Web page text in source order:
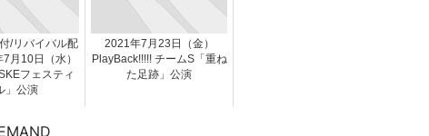
/リバイバル配
月10日（水）
フェスティ
」公演
2021年7月23日（金）
PlayBack!!!!! チームS「重ね
た足跡」公演